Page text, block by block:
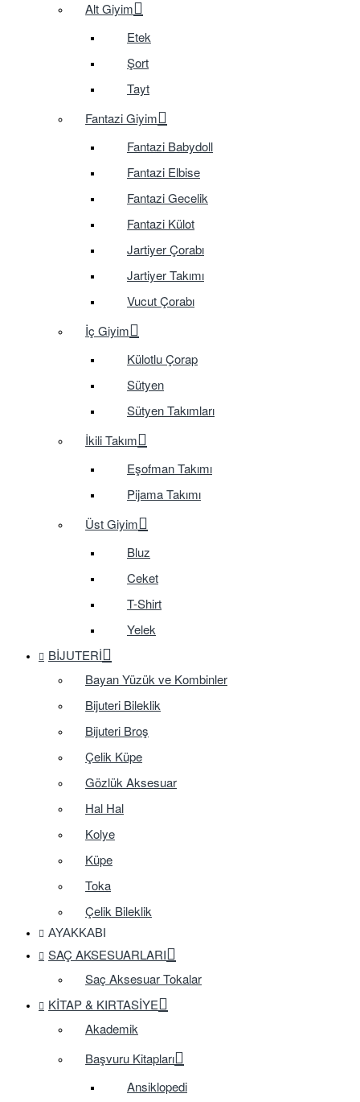
Alt Giyim
Etek
Şort
Tayt
Fantazi Giyim
Fantazi Babydoll
Fantazi Elbise
Fantazi Gecelik
Fantazi Külot
Jartiyer Çorabı
Jartiyer Takımı
Vucut Çorabı
İç Giyim
Külotlu Çorap
Sütyen
Sütyen Takımları
İkili Takım
Eşofman Takımı
Pijama Takımı
Üst Giyim
Bluz
Ceket
T-Shirt
Yelek
BIJUTERI
Bayan Yüzük ve Kombinler
Bijuteri Bileklik
Bijuteri Broş
Çelik Küpe
Gözlük Aksesuar
Hal Hal
Kolye
Küpe
Toka
Çelik Bileklik
AYAKKABI
SAÇ AKSESUARLARI
Saç Aksesuar Tokalar
KITAP & KIRTASIYE
Akademik
Başvuru Kitapları
Ansiklopedi